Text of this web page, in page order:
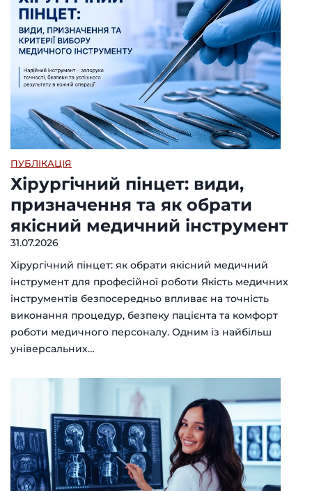
ПУБЛІКАЦІЯ
Хірургічний пінцет: види,
призначення та як обрати
якісний медичний інструмент
31.07.2026
Хірургічний пінцет: як обрати якісний медичний
інструмент для професійної роботи Якість медичних
інструментів безпосередньо впливає на точність
виконання процедур, безпеку пацієнта та комфорт
роботи медичного персоналу. Одним із найбільш
універсальних…